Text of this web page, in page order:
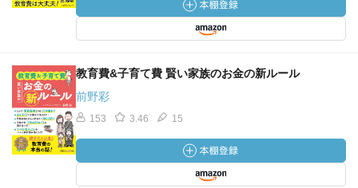
教育費&子育て費 賢い家族のお金の新ルール
前野彩
153 3.46 15